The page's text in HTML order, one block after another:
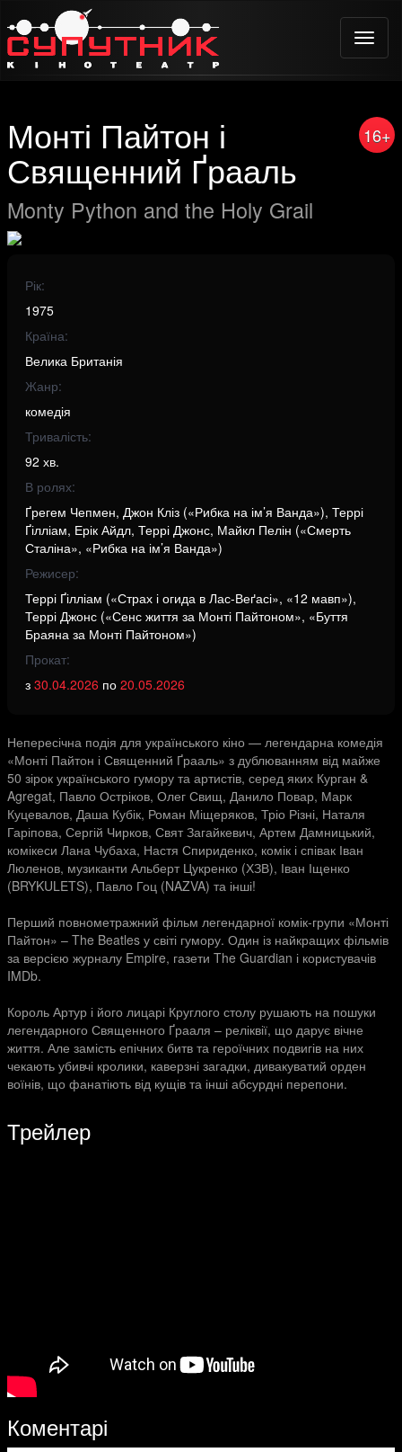
Toggle
16+
Монті Пайтон і
Священний Ґрааль
Monty Python and the Holy Grail
Рік:
1975
Країна:
Велика Британія
Жанр:
комедія
Тривалість:
92 хв.
В ролях:
Ґрегем Чепмен, Джон Кліз («Рибка на ім’я Ванда»), Террі
Ґілліам, Ерік Айдл, Террі Джонс, Майкл Пелін («Смерть
Сталіна», «Рибка на ім’я Ванда»)
Режисер:
Террі Ґілліам («Страх і огида в Лас-Веґасі», «12 мавп»),
Террі Джонс («Сенс життя за Монті Пайтоном», «Буття
Браяна за Монті Пайтоном»)
Прокат:
з 30.04.2026 по 20.05.2026
Непересічна подія для українського кіно — легендарна комедія
«Монті Пайтон і Священний Ґрааль» з дублюванням від майже
50 зірок українського гумору та артистів, серед яких Курган &
Agregat, Павло Остріков, Олег Свищ, Данило Повар, Марк
Куцевалов, Даша Кубік, Роман Міщеряков, Тріо Різні, Наталя
Гаріпова, Сергій Чирков, Свят Загайкевич, Артем Дамницький,
комікеси Лана Чубаха, Настя Спириденко, комік і співак Іван
Люленов, музиканти Альберт Цукренко (ХЗВ), Іван Іщенко
(BRYKULETS), Павло Гоц (NAZVA) та інші!
Перший повнометражний фільм легендарної комік-групи «Монті
Пайтон» – The Beatles у світі гумору. Один із найкращих фільмів
за версією журналу Empire, газети The Guardian і користувачів
IMDb.
Король Артур і його лицарі Круглого столу рушають на пошуки
легендарного Священного Ґрааля – реліквії, що дарує вічне
життя. Але замість епічних битв та героїчних подвигів на них
чекають убивчі кролики, каверзні загадки, дивакуватий орден
воїнів, що фанатіють від кущів та інші абсурдні перепони.
Трейлер
Коментарі